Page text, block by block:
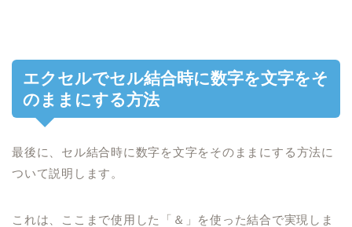
エクセルでセル結合時に数字を文字をそ
のままにする方法
最後に、 セル結合時に数字を文字をそのままにする方法に
ついて説明します。
これは、ここまで使用した「＆」を使った結合で実現しま